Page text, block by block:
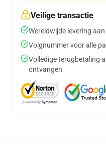
Veilige transactie
Wereldwijde levering
Volgnummer voor alle
Volledige terugbetaling
ontvangen